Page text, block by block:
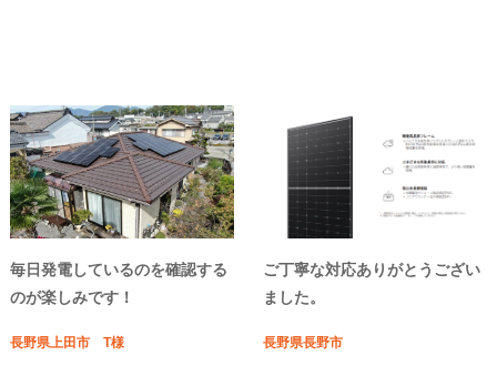
毎日発電しているのを確認する
のが楽しみです！
長野県上田市 T様
ご丁寧な対応ありがとうござい
ました。
長野県長野市